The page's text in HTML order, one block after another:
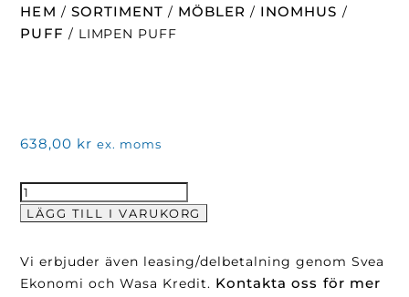
HEM / SORTIMENT / MÖBLER / INOMHUS /
PUFF / LIMPEN PUFF
638,00 kr ex. moms
Limpen
Puff
LÄGG TILL I VARUKORG
Vi erbjuder även leasing/delbetalning genom Svea
Ekonomi och Wasa Kredit. Kontakta oss för mer